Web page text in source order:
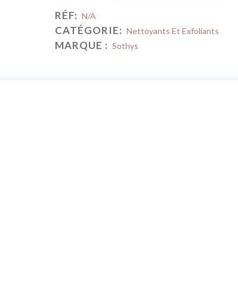
RÉF: N/A
CATÉGORIE: Nettoyants Et Exfoliants
MARQUE : Sothys